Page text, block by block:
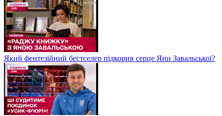
Який фентезійний бестселер підкорив серце Яни Завальської?